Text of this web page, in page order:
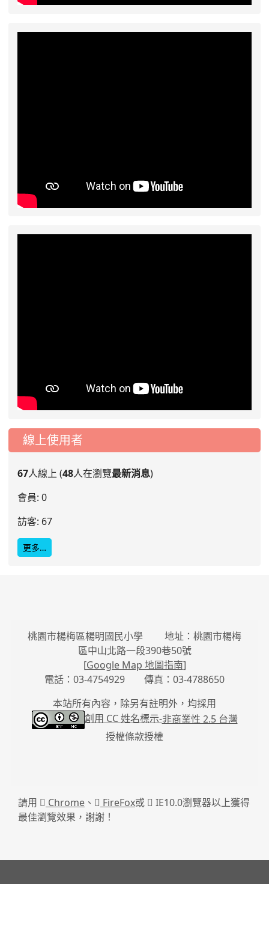
線上使用者
67人線上 (48人在瀏覽最新消息)
會員: 0
訪客: 67
更多…
桃園市楊梅區楊明國民小學 地址：桃園市楊梅
區中山北路一段390巷50號
[Google Map 地圖指南]
電話：03-4754929 傳真：03-4788650
本站所有內容，除另有註明外，均採用
創用 CC 姓名標示-非商業性 2.5 台灣
授權條款授權
請用 Chrome 、 FireFox或
IE10.0瀏覽器以上獲得
最佳瀏覽效果，謝謝！